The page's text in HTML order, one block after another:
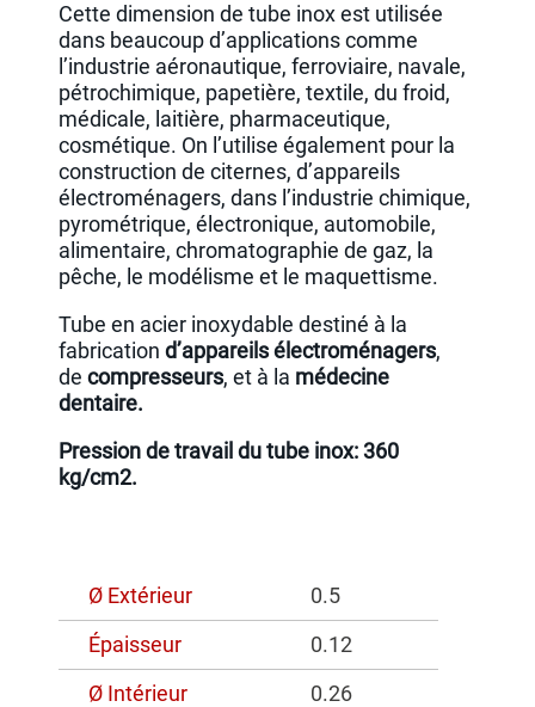
Cette dimension de tube inox est utilisée
dans beaucoup d’applications comme
l’industrie aéronautique, ferroviaire, navale,
pétrochimique, papetière, textile, du froid,
médicale, laitière, pharmaceutique,
cosmétique. On l’utilise également pour la
construction de citernes, d’appareils
électroménagers, dans l’industrie chimique,
pyrométrique, électronique, automobile,
alimentaire, chromatographie de gaz, la
pêche, le modélisme et le maquettisme.
Tube en acier inoxydable destiné à la
fabricationd’appareils électroménagers,
decompresseurs, et à la médecine
dentaire.
Pression de travail du tube inox: 360
kg/cm2.
Ø Extérieur
0.5
Épaisseur
0.12
Ø Intérieur
0.26